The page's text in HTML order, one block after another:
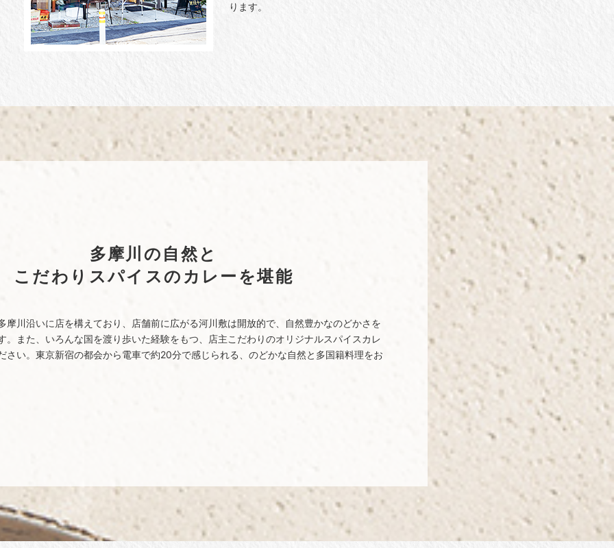
ります。
多摩川の自然と
こだわりスパイスのカレーを堪能
摩川沿いに店を構えており、店舗前に広がる河川敷は開放的で、自然豊かなのどかさを
。また、いろんな国を渡り歩いた経験をもつ、店主こだわりのオリジナルスパイスカレ
さい。東京新宿の都会から電車で約20分で感じられる、のどかな自然と多国籍料理をお